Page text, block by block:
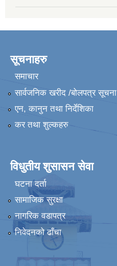
सूचनाहरु
समाचार
सार्वजनिक खरीद /बोलपत्र सूचना
एन, कानुन तथा निर्देशिका
कर तथा शुल्कहरु
विधुतीय शुसासन सेवा
घटना दर्ता
सामाजिक सुरक्षा
नागरिक वडापत्र
निवेदनको ढाँचा